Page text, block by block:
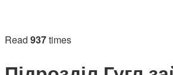
Read 937times